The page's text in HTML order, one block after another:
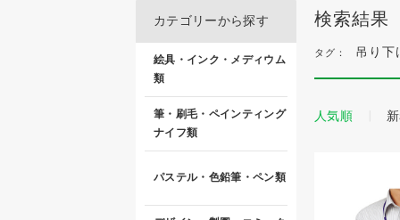
検索結果
タグ： 吊り下
人気順
カテゴリーから探す
絵具・インク・メディウム
類
筆・刷毛・ペインティング
ナイフ類
パステル・色鉛筆・ペン類